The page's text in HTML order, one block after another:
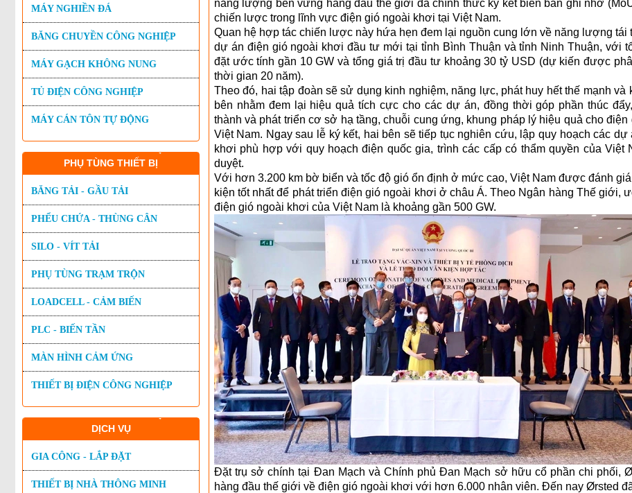
MÁY NGHIỀN ĐÁ
BĂNG CHUYỀN CÔNG NGHIỆP
MÁY GẠCH KHÔNG NUNG
TỦ ĐIỆN CÔNG NGHIỆP
MÁY CÁN TÔN TỰ ĐỘNG
PHỤ TÙNG THIẾT BỊ
BĂNG TẢI - GẦU TẢI
PHỂU CHỨA - THÙNG CÂN
SILO - VÍT TẢI
PHỤ TÙNG TRẠM TRỘN
LOADCELL - CẢM BIẾN
PLC - BIẾN TẦN
MÀN HÌNH CẢM ỨNG
THIẾT BỊ ĐIỆN CÔNG NGHIỆP
DỊCH VỤ
GIA CÔNG - LẮP ĐẶT
THIẾT BỊ NHÀ THÔNG MINH
năng lượng bền vững hàng đầu thế giới đã chính thức ký kết biên bản ghi nhớ
chiến lược trong lĩnh vực điện gió ngoài khơi tại Việt Nam.
Quan hệ hợp tác chiến lược này hứa hẹn đem lại nguồn cung lớn về năng lượng tái
dự án điện gió ngoài khơi đầu tư mới tại tỉnh Bình Thuận và tỉnh Ninh Thuận, với
đặt ước tính gần 10 GW và tổng giá trị đầu tư khoảng 30 tỷ USD (dự kiến được
thời gian 20 năm).
Theo đó, hai tập đoàn sẽ sử dụng kinh nghiệm, năng lực, phát huy hết thế mạnh và
bên nhằm đem lại hiệu quả tích cực cho các dự án, đồng thời góp phần thúc
thành và phát triển cơ sở hạ tầng, chuỗi cung ứng, khung pháp lý hiệu quả cho
Việt Nam. Ngay sau lễ ký kết, hai bên sẽ tiếp tục nghiên cứu, lập quy hoạch các dự
khơi phù hợp với quy hoạch điện quốc gia, trình các cấp có thẩm quyền của Việt
duyệt.
Với hơn 3.200 km bờ biển và tốc độ gió ổn định ở mức cao, Việt Nam được đánh
kiện tốt nhất để phát triển điện gió ngoài khơi ở châu Á. Theo Ngân hàng Thế giới,
điện gió ngoài khơi của Việt Nam là khoảng gần 500 GW.
Đặt trụ sở chính tại Đan Mạch và Chính phủ Đan Mạch sở hữu cổ phần chi phối,
hàng đầu thế giới về điện gió ngoài khơi với hơn 6.000 nhân viên. Đến nay Ørsted